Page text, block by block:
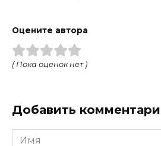
Оцените автора
( Пока оценок нет )
Добавить
Имя